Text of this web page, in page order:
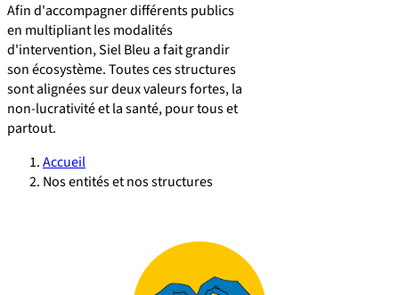
Afin d'accompagner différents publics
en multipliant les modalités
d'intervention, Siel Bleu a fait grandir
son écosystème. Toutes ces structures
sont alignées sur deux valeurs fortes, la
non-lucrativité et la santé, pour tous et
partout.
Accueil
Nos entités et nos structures